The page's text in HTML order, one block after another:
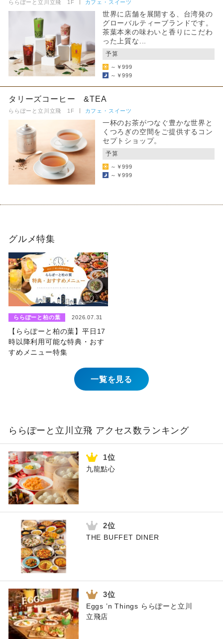
ららぽーと立川立飛 1F カフェ・スイーツ
世界に店舗を展開する、台湾発の
グローバルティーブランドです。
茶葉本来の味わいと香りにこだわ
った上質な...
予算
～￥999
～￥999
タリーズコーヒー &TEA
ららぽーと立川立飛 1F カフェ・スイーツ
一杯のお茶がつなぐ豊かな世界と
くつろぎの空間をご提供するコン
セプトショップ。
予算
～￥999
～￥999
グルメ特集
ららぽーと柏の葉 2026.07.31
【ららぽーと柏の葉】平日17
時以降利用可能な特典・おす
すめメニュー特集
一覧を見る
ららぽーと立川立飛 アクセス数ランキング
九龍點心
THE BUFFET DINER
Eggs ’n Things ららぽーと立川
立飛店